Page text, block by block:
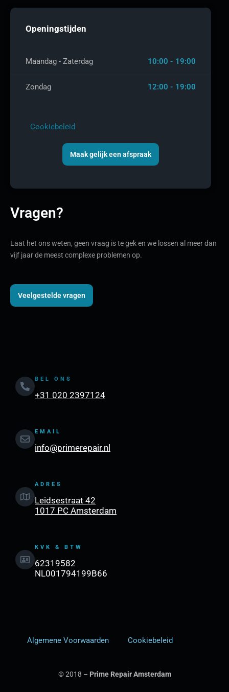
Openingstijden
Maandag - Zaterdag 10:00 - 19:00
Zondag 12:00 - 19:00
Cookiebeleid
Maak gelijk een afspraak
Vragen?
Laat het ons weten, geen vraag is te gek en we lossen al meer dan
vijf jaar de meest complexe problemen op.
Veelgestelde vragen
BEL ONS
+31 020 2397124
EMAIL
info@primerepair.nl
ADRES
Leidsestraat 42
1017 PC Amsterdam
KVK & BTW
62319582
NL001794199B66
Algemene Voorwaarden Cookiebeleid
© 2018 – Prime Repair Amsterdam